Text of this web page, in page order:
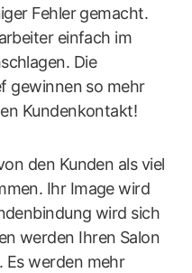
Fehler gemacht.
einfach im
Die
gewinnen so mehr
Kundenkontakt!
den Kunden als viel
Ihr Image wird
wird sich
werden Ihren Salon
Es werden mehr